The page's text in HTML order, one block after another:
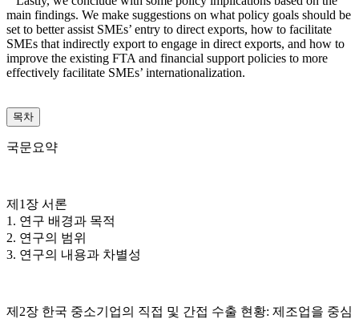
main findings. We make suggestions on what policy goals should be
set to better assist SMEs’ entry to direct exports, how to facilitate
SMEs that indirectly export to engage in direct exports, and how to
improve the existing FTA and financial support policies to more
effectively facilitate SMEs’ internationalization.
목차
국문요약
제1장 서론
1. 연구 배경과 목적
2. 연구의 범위
3. 연구의 내용과 차별성
제2장 한국 중소기업의 직접 및 간접 수출 현황: 제조업을 중심